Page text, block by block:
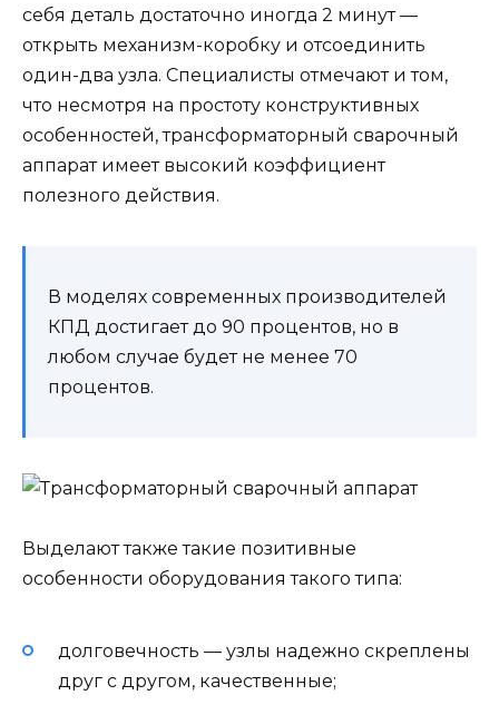
себя деталь достаточно иногда 2 минут —
открыть механизм-коробку и отсоединить
один-два узла. Специалисты отмечают и том,
что несмотря на простоту конструктивных
особенностей, трансформаторный сварочный
аппарат имеет высокий коэффициент
полезного действия.
В моделях современных производителей
КПД достигает до 90 процентов, но в
любом случае будет не менее 70
процентов.
Выделают также такие позитивные
особенности оборудования такого типа:
долговечность — узлы надежно скреплены
друг с другом, качественные;